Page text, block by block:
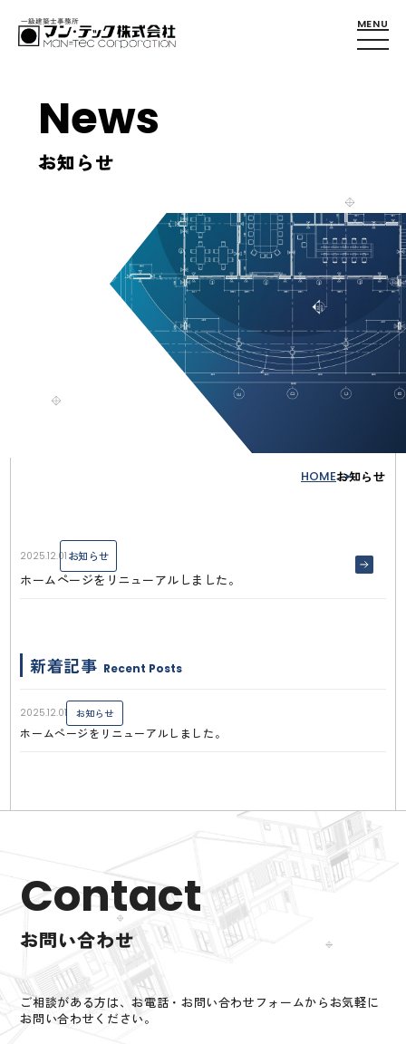
News
お知らせ
HOMEお知らせ
2025.12.01 お知らせ
ホームページをリニューアルしました。
新着記事 Recent Posts
2025.12.01 お知らせ
ホームページをリニューアルしました。
Contact
お問い合わせ
ご相談がある方は、お電話・お問い合わせフォームからお気軽に
お問い合わせください。